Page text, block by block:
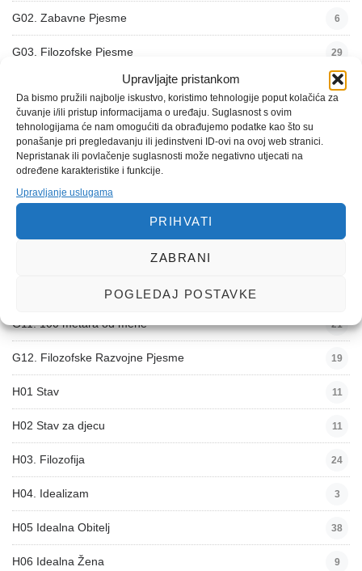
Upravljajte pristankom
Da bismo pružili najbolje iskustvo, koristimo tehnologije poput kolačića za
čuvanje i/ili pristup informacijama o uređaju. Suglasnost s ovim
tehnologijama će nam omogućiti da obrađujemo podatke kao što su
ponašanje pri pregledavanju ili jedinstveni ID-ovi na ovoj web stranici.
Nepristanak ili povlačenje suglasnosti može negativno utjecati na
određene karakteristike i funkcije.
Upravljanje uslugama
PRIHVATI
ZABRANI
POGLEDAJ POSTAVKE
G02. Zabavne Pjesme 6
G03. Filozofske Pjesme 29
G04. Domoljubne Pjesme 26
G05. Obiteljske Pjesme
G06. Nezgodne Pjesme
G07. Vjerske Pjesme
G09. Pseudo filozofske Pjesme
G10. Poslovne Pjesme
G11. 100 metara od mene 21
G12. Filozofske Razvojne Pjesme 19
H01 Stav 11
H02 Stav za djecu 11
H03. Filozofija 24
H04. Idealizam 3
H05 Idealna Obitelj 38
H06 Idealna Žena 9